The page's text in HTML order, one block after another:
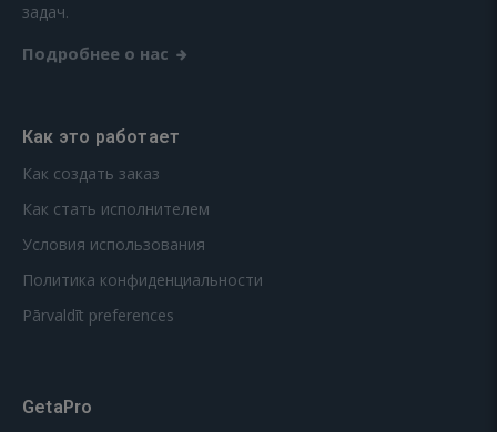
задач.
Подробнее о нас
Как это работает
Как создать заказ
Как стать исполнителем
Условия использования
Политика конфиденциальности
Pārvaldīt preferences
GetaPro